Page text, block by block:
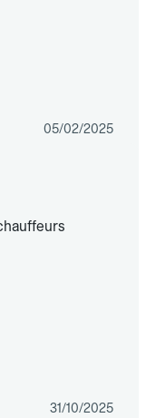
05/02/2025
31/10/2025